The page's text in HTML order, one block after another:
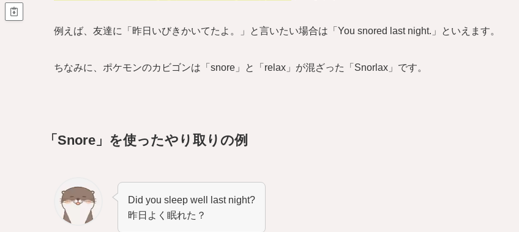
例えば、友達に「昨日いびきかいてたよ。」と言いたい場合は「You snored last night.」といえます。
ちなみに、ポケモンのカビゴンは「snore」と「relax」が混ざった「Snorlax」です。
「Snore」を使ったやり取りの例
Did you sleep well last night?
昨日よく眠れた？